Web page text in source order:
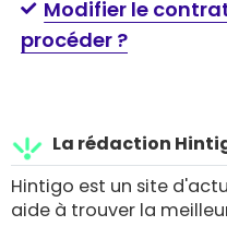
Modifier le
procéder ?
La rédaction
Hintigo est un site
aide à trouver la